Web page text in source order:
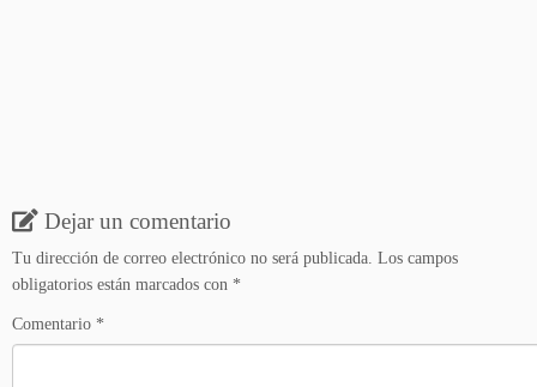
Dejar un comentario
Tu dirección de correo electrónico no será publicada. Los campos
obligatorios están marcados con *
Comentario *